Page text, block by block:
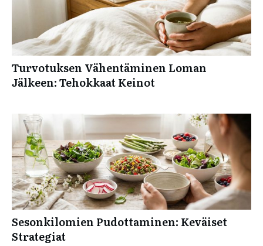
Turvotuksen Vähentäminen Loman
Jälkeen: Tehokkaat Keinot
Sesonkilomien Pudottaminen: Keväiset
Strategiat